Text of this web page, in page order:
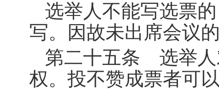
选举人不能写选票
写。因故未出席会议
第二十五条 选举人
权。投不赞成票者可